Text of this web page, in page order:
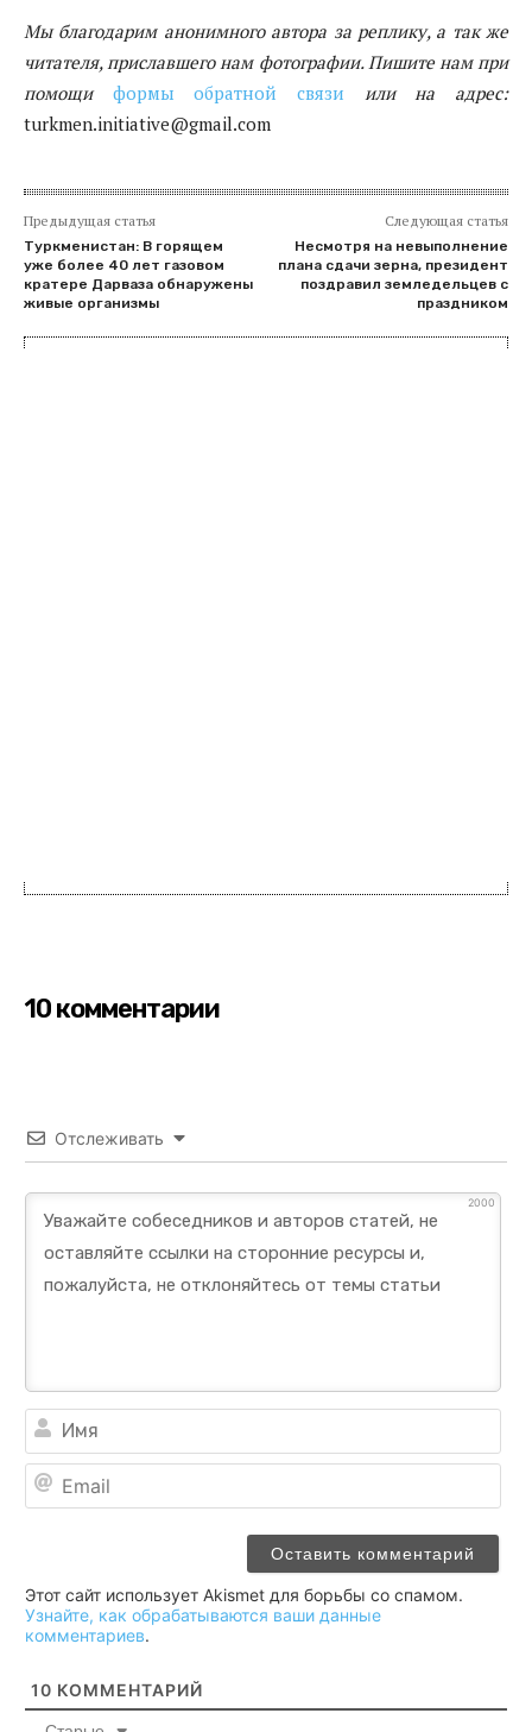
Мы благодарим анонимного автора за реплику, а так же
читателя, приславшего нам фотографии. Пишите нам при
помощи
формы обратной связи
или на адрес:
turkmen.initiative@gmail.com
Предыдущая статья
Туркменистан: В горящем
уже более 40 лет газовом
кратере Дарваза обнаружены
живые организмы
Следующая статья
Несмотря на невыполнение
плана сдачи зерна, президент
поздравил земледельцев с
праздником
10 комментарии
Отслеживать
2000
Этот сайт использует Akismet для борьбы со спамом.
Узнайте, как обрабатываются ваши данные
комментариев.
10 КОММЕНТАРИЙ